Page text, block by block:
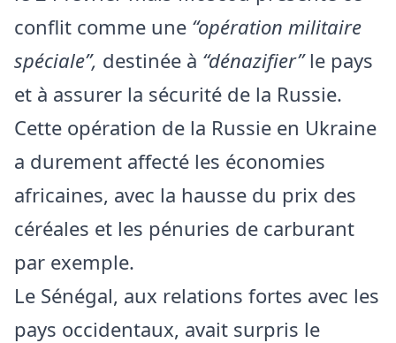
conflit comme une “opération militaire
spéciale”, destinée à “dénazifier”le pays
et à assurer la sécurité de la Russie.
Cette opération de la Russie en Ukraine
a durement affecté les économies
africaines, avec la hausse du prix des
céréales et les pénuries de carburant
par exemple.
Le Sénégal, aux relations fortes avec les
pays occidentaux, avait surpris le